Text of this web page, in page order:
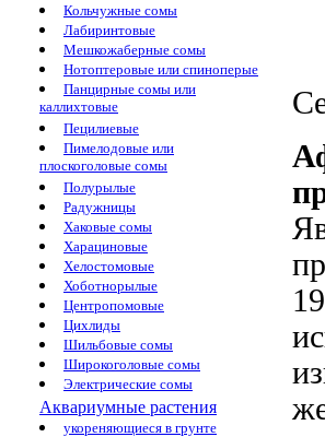
Кольчужные сомы
Лабиринтовые
Мешкожаберные сомы
Нотоптеровые или спиноперые
Панцирные сомы или
каллихтовые
Пецилиевые
Пимелодовые или
плоскоголовые сомы
Полурылые
Радужницы
Хаковые сомы
Харациновые
Хелостомовые
Хоботнорылые
Центропомовые
Цихлиды
Шильбовые сомы
Широкоголовые сомы
Электрические сомы
Аквариумные растения
укореняющиеся в грунте